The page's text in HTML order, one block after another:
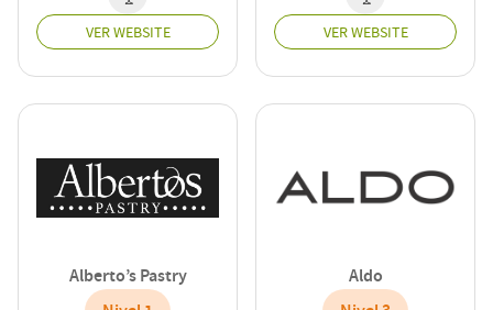
VER WEBSITE VER WEBSITE
Alberto’s Pastry
Aldo